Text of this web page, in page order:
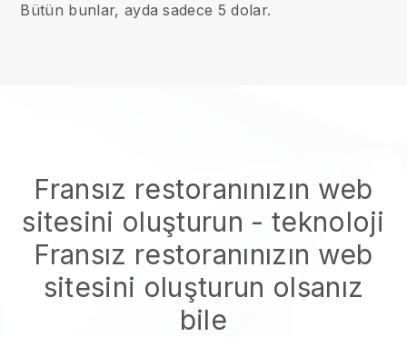
Bütün bunlar, ayda sadece 5 dolar.
Fransız restoranınızın web
sitesini oluşturun - teknoloji
Fransız restoranınızın web
sitesini oluşturun olsanız
bile